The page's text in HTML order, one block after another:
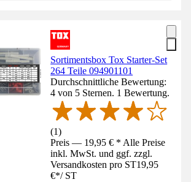
Sortimentsbox Tox Starter-Set
264 Teile 094901101
Durchschnittliche Bewertung:
4 von 5 Sternen. 1 Bewertung.
(1)
Preis — 19,95 € * Alle Preise
inkl. MwSt. und ggf. zzgl.
Versandkosten pro ST19,95
€*/ ST